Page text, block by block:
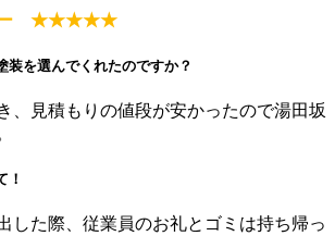
ュー ★★★★★
装を選んでくれたのですか？
、見積もりの値段が安かったので湯田坂
！
した際、従業員のお礼とゴミは持ち帰っ